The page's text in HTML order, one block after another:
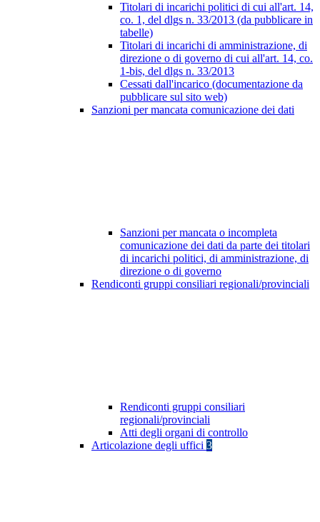
Titolari di incarichi politici di cui all'art. 14,
co. 1, del dlgs n. 33/2013 (da pubblicare in
tabelle)
Titolari di incarichi di amministrazione, di
direzione o di governo di cui all'art. 14, co.
1-bis, del dlgs n. 33/2013
Cessati dall'incarico (documentazione da
pubblicare sul sito web)
Sanzioni per mancata comunicazione dei dati
Sanzioni per mancata o incompleta
comunicazione dei dati da parte dei titolari
di incarichi politici, di amministrazione, di
direzione o di governo
Rendiconti gruppi consiliari regionali/provinciali
Rendiconti gruppi consiliari
regionali/provinciali
Atti degli organi di controllo
Articolazione degli uffici 3